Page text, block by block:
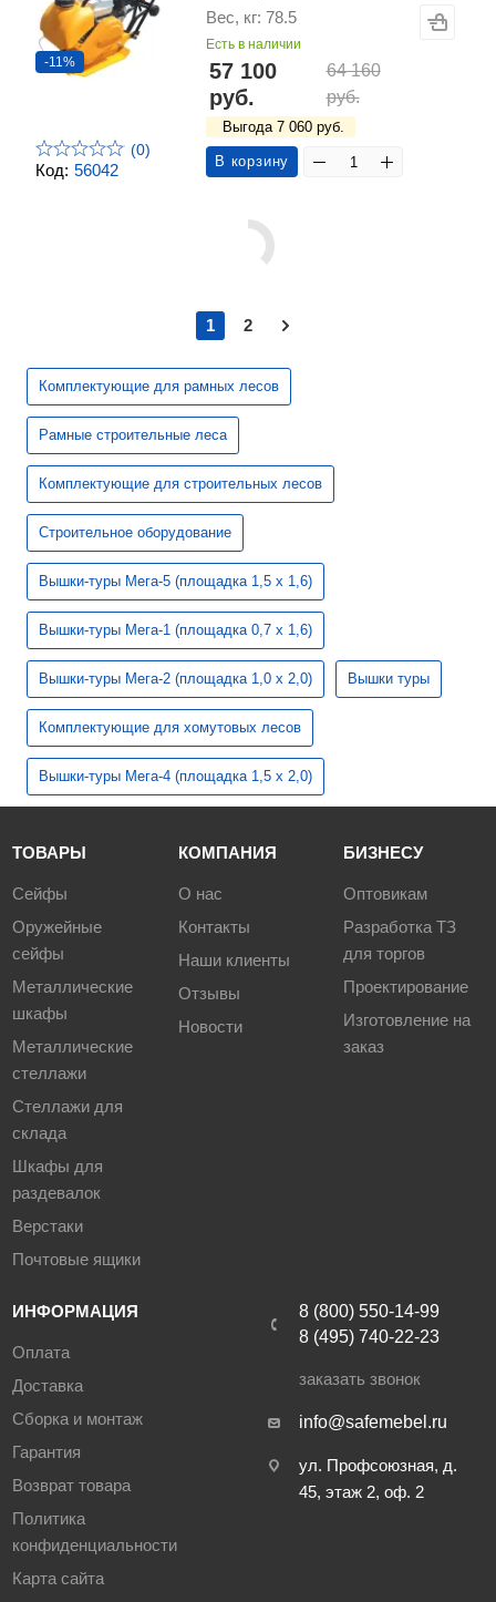
Код: 56042
-11%
(0)
Вес, кг: 78.5
Есть в наличии
57 100
руб.
64 160
руб.
Выгода 7 060 руб.
В корзину
1 2
Комплектующие для рамных лесов
Рамные строительные леса
Комплектующие для строительных лесов
Строительное оборудование
Вышки-туры Мега-5 (площадка 1,5 х 1,6)
Вышки-туры Мега-1 (площадка 0,7 х 1,6)
Вышки-туры Мега-2 (площадка 1,0 х 2,0) Вышки туры
Комплектующие для хомутовых лесов
Вышки-туры Мега-4 (площадка 1,5 х 2,0)
ТОВАРЫ
Сейфы
Оружейные
сейфы
Металлические
шкафы
Металлические
стеллажи
Стеллажи для
склада
Шкафы для
раздевалок
Верстаки
Почтовые ящики
КОМПАНИЯ
О нас
Контакты
Наши клиенты
Отзывы
Новости
БИЗНЕСУ
Оптовикам
Разработка ТЗ
для торгов
Проектирование
Изготовление на
заказ
ИНФОРМАЦИЯ
Оплата
Доставка
Сборка и монтаж
Гарантия
Возврат товара
Политика
конфиденциальности
Карта сайта
8 (800) 550-14-99
8 (495) 740-22-23
заказать звонок
info@safemebel.ru
ул. Профсоюзная, д.
45, этаж 2, оф. 2